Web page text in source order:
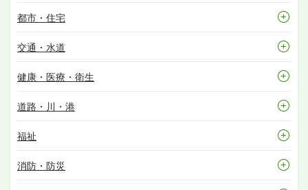
都市・住宅
交通・水道
健康・医療・衛生
道路・川・港
福祉
消防・防災